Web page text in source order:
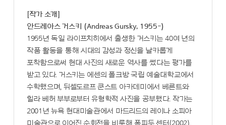
[작가 소개]
안드레아스 거스키 (Andreas Gursky, 1955-)
1955년 독일 라이프치히에서 출생한 거스키는 40여 년의
작품 활동을 통해 시대의 감성과 정신을 날카롭게
포착함으로써 현대 사진의 새로운 역사를 썼다는 평가를
받고 있다. 거스키는 에센의 폴크방 국립 예술대학교에서
수학했으며, 뒤셀도르프 쿤스트 아카데미에서 베른트와
힐라 베허 부부로부터 유형학적 사진을 공부했다. 작가는
2001년 뉴욕 현대미술관에서 마드리드의 레이나 소피아
미술관으로 이어진 순회전을 비롯해 퐁피두 센터(2002),